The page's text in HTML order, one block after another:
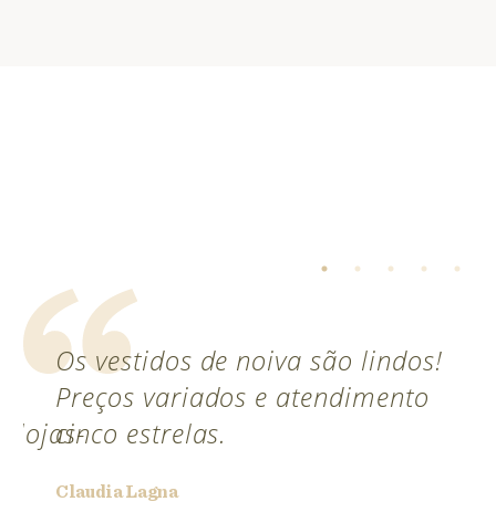
lojas-
Os vestidos de noiva são lindos!
Preços variados e atendimento
cinco estrelas.
Claudia Lagna